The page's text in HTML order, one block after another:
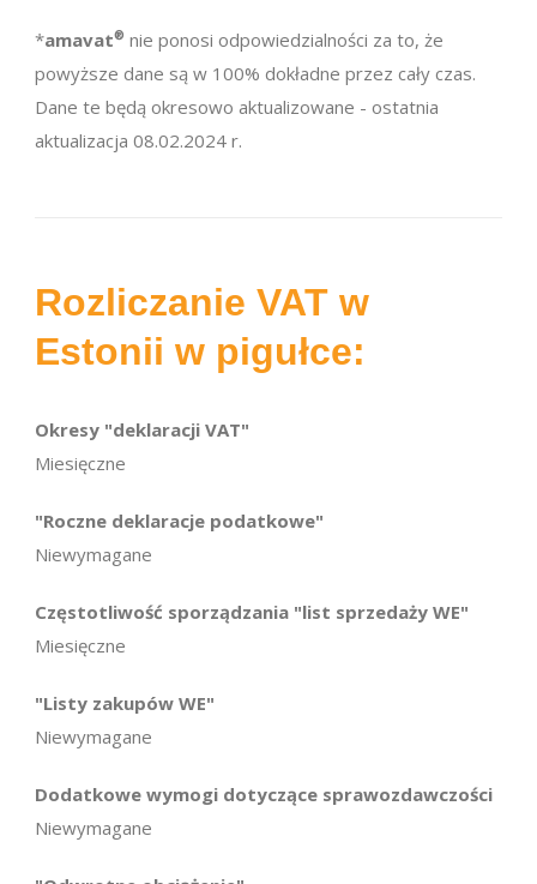
*amavat® nie ponosi odpowiedzialności za to, że
powyższe dane są w 100% dokładne przez cały czas.
Dane te będą okresowo aktualizowane - ostatnia
aktualizacja 08.02.2024 r.
Rozliczanie VAT w
Estonii w pigułce:
Okresy "deklaracji VAT"
Miesięczne
"Roczne deklaracje podatkowe"
Niewymagane
Częstotliwość sporządzania "list sprzedaży WE"
Miesięczne
"Listy zakupów WE"
Niewymagane
Dodatkowe wymogi dotyczące sprawozdawczości
Niewymagane